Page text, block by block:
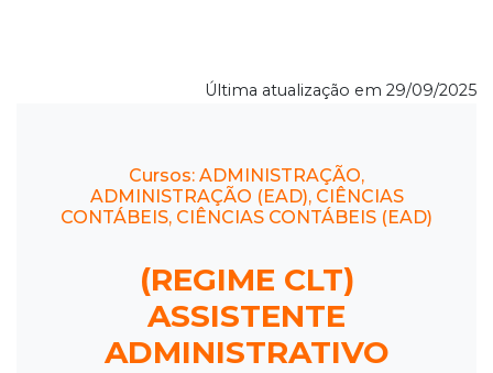
Última atualização em 29/09/2025
Cursos: ADMINISTRAÇÃO,
ADMINISTRAÇÃO (EAD), CIÊNCIAS
CONTÁBEIS, CIÊNCIAS CONTÁBEIS (EAD)
(REGIME CLT)
ASSISTENTE
ADMINISTRATIVO